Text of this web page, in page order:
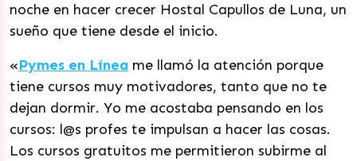
noche en hacer crecer Hostal Capullos de Luna, un
sueño que tiene desde el inicio.
«Pymes en Línea me llamó la atención porque
tiene cursos muy motivadores, tanto que no te
dejan dormir. Yo me acostaba pensando en los
cursos: l@s profes te impulsan a hacer las cosas.
Los cursos gratuitos me permitieron subirme al